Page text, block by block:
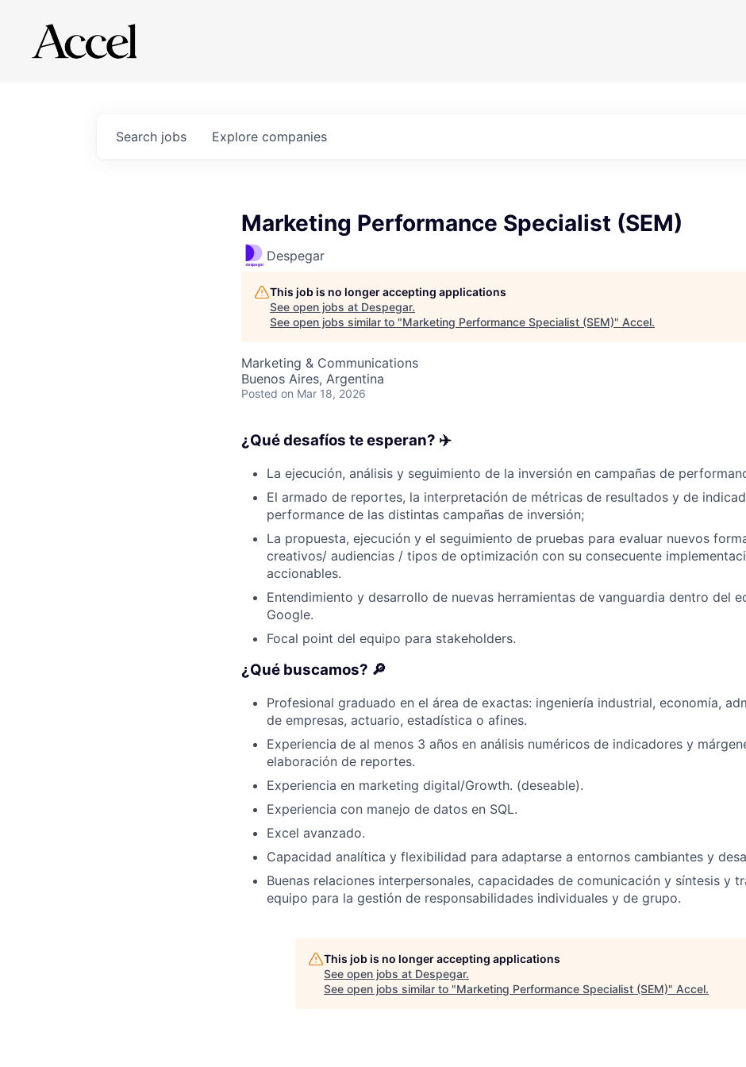
Search jobs Explore companies
Marketing Performance Specialist (SEM)
Despegar
This job is no longer accepting applications
See open jobs at Despegar.
See open jobs similar to "Marketing Performance Specialist (SEM)" Accel.
Marketing & Communications
Buenos Aires, Argentina
Posted on Mar 18, 2026
¿Qué desafíos te esperan? ✈️
La ejecución, análisis y seguimiento de la inversión en campañas de
El armado de reportes, la interpretación de métricas de resultados y de
performance de las distintas campañas de inversión;
La propuesta, ejecución y el seguimiento de pruebas para evaluar nuevos
creativos/ audiencias / tipos de optimización con su consecuente
accionables.
Entendimiento y desarrollo de nuevas herramientas de vanguardia dentro del
Google.
Focal point del equipo para stakeholders.
¿Qué buscamos? 🔎
Profesional graduado en el área de exactas: ingeniería industrial, economía,
de empresas, actuario, estadística o afines.
Experiencia de al menos 3 años en análisis numéricos de indicadores y
elaboración de reportes.
Experiencia en marketing digital/Growth. (deseable).
Experiencia con manejo de datos en SQL.
Excel avanzado.
Capacidad analítica y flexibilidad para adaptarse a entornos cambiantes y
Buenas relaciones interpersonales, capacidades de comunicación y síntesis y
equipo para la gestión de responsabilidades individuales y de grupo.
This job is no longer accepting applications
See open jobs at Despegar.
See open jobs similar to "Marketing Performance Specialist (SEM)" Accel.